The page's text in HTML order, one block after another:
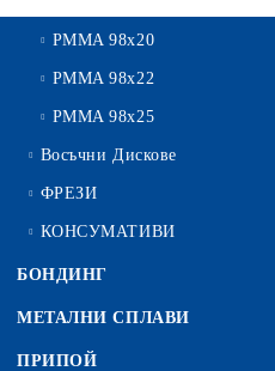
PMMA 98x20
PMMA 98x22
PMMA 98x25
Восъчни Дискове
ФРЕЗИ
КОНСУМАТИВИ
БОНДИНГ
МЕТАЛНИ СПЛАВИ
ПРИПОЙ